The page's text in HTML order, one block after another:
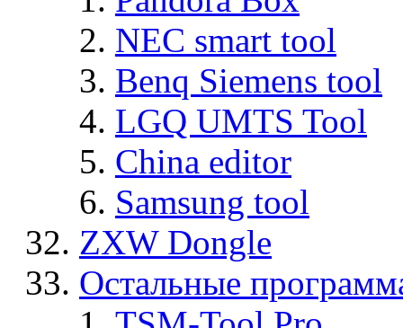
NEC smart tool
Benq Siemens tool
LGQ UMTS Tool
China editor
Samsung tool
ZXW Dongle
Остальные